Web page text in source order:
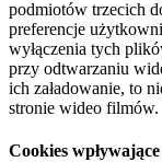
podmiotów trzecich
preferencje
wyłączenia tych
przy odtwarzaniu
ich załadowanie, to
stronie wideo filmów.
Cookies